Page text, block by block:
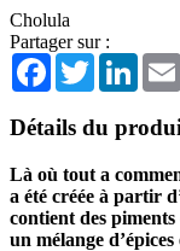
Cholula
Partager sur :
Facebook
Twitter
Détails du
Là où tout a
a été créée à partir
contient des
un mélange